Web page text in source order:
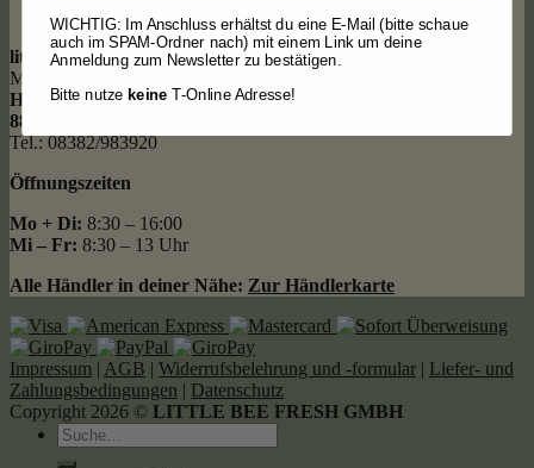
little bee fresh
Manufaktur & Werksverkauf
Hochsträß 7
88131 Bodolz
Tel.: 08382/983920
Öffnungszeiten
Mo + Di: 8:30 – 16:00
Mi – Fr: 8:30 – 13 Uhr
Alle Händler in deiner Nähe: Zur Händlerkarte
Impressum | AGB | Widerrufsbelehrung und -formular | Liefer- und
Zahlungsbedingungen | Datenschutz
Copyright 2026 © LITTLE BEE FRESH GMBH
Suche
nach:
WICHTIG: Im Anschluss erhältst du eine E-Mail (bitte schaue
auch im SPAM-Ordner nach) mit einem Link um deine
Anmeldung zum Newsletter zu bestätigen.
Bitte nutze keine T-Online Adresse!